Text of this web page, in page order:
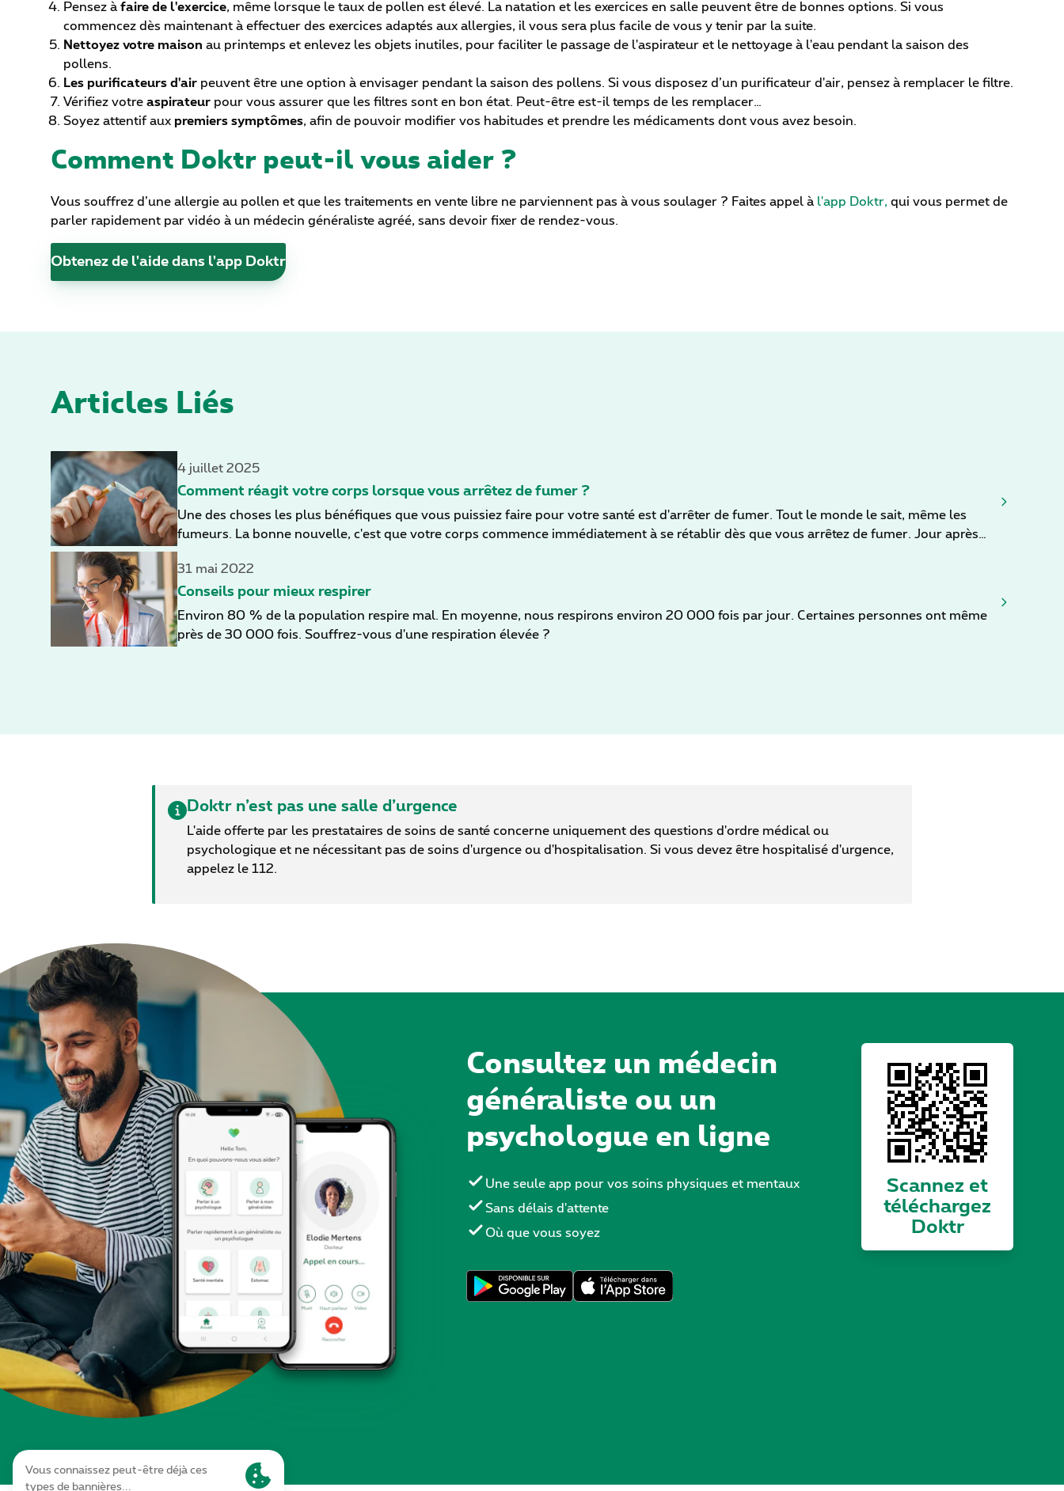
Pensez à faire de l'exercice, même lorsque le taux de pollen est élevé. La natation et les exercices en salle peuvent être de bonnes options. Si vous
commencez dès maintenant à effectuer des exercices adaptés aux allergies, il vous sera plus facile de vous y tenir par la suite.
Nettoyez votre maison au printemps et enlevez les objets inutiles, pour faciliter le passage de l'aspirateur et le nettoyage à l'eau pendant la saison des
pollens.
Les purificateurs d'air peuvent être une option à envisager pendant la saison des pollens. Si vous disposez d’un purificateur d'air, pensez à remplacer le filtre.
Vérifiez votre aspirateur pour vous assurer que les filtres sont en bon état. Peut-être est-il temps de les remplacer…
Soyez attentif aux premiers symptômes, afin de pouvoir modifier vos habitudes et prendre les médicaments dont vous avez besoin.
Comment Doktr peut-il vous aider ?
Vous souffrez d’une allergie au pollen et que les traitements en vente libre ne parviennent pas à vous soulager ? Faites appel à l'app Doktr, qui vous permet de
parler rapidement par vidéo à un médecin généraliste agréé, sans devoir fixer de rendez-vous.
Obtenez de l'aide dans l'app Doktr
Articles Liés
4 juillet 2025
Comment réagit votre corps lorsque vous arrêtez de fumer ?
Une des choses les plus bénéfiques que vous puissiez faire pour votre santé est d'arrêter de fumer. Tout le monde le sait, même les
fumeurs. La bonne nouvelle, c'est que votre corps commence immédiatement à se rétablir dès que vous arrêtez de fumer. Jour après
corps lorsque vous arrêtez de fumer, et vous propose des conseils pour réussir à vous passer de tabac.
31 mai 2022
Conseils pour mieux respirer
Environ 80 % de la population respire mal. En moyenne, nous respirons environ 20 000 fois par jour. Certaines personnes ont même
près de 30 000 fois. Souffrez-vous d'une respiration élevée ?
Doktr n’est pas une salle d’urgence
L'aide offerte par les prestataires de soins de santé concerne uniquement des questions d'ordre médical ou
psychologique et ne nécessitant pas de soins d'urgence ou d'hospitalisation. Si vous devez être hospitalisé d'urgence,
appelez le 112.
Consultez un médecin
généraliste ou un
psychologue en ligne
Une seule app pour vos soins physiques et mentaux
Sans délais d'attente
Où que vous soyez
Scannez et
téléchargez
Doktr